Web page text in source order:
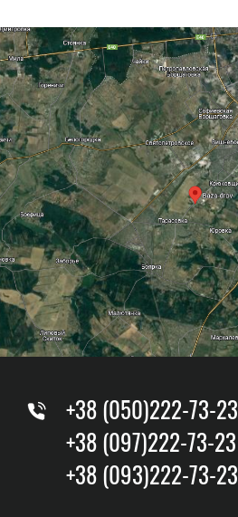
+38 (050)222-73-23
+38 (097)222-73-23
+38 (093)222-73-23